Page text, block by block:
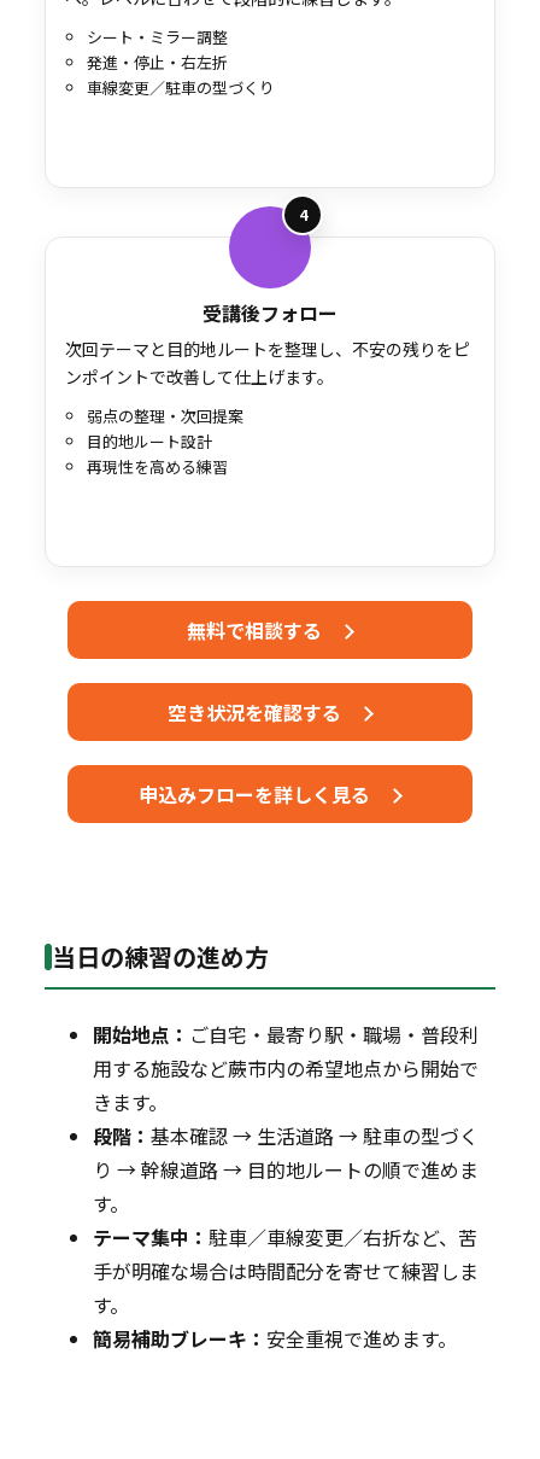
シート・ミラー調整
発進・停止・右左折
車線変更／駐車の型づくり
4
受講後フォロー
次回テーマと目的地ルートを整理し、不安の残りをピ
ンポイントで改善して仕上げます。
弱点の整理・次回提案
目的地ルート設計
再現性を高める練習
無料で相談する
空き状況を確認する
申込みフローを詳しく見る
当日の練習の進め方
開始地点： ご自宅・最寄り駅・職場・普段利
用する施設など蕨市内の希望地点から開始で
きます。
段階：基本確認 → 生活道路 → 駐車の型づく
り → 幹線道路 → 目的地ルートの順で進めま
す。
テーマ集中：駐車／車線変更／右折など、苦
手が明確な場合は時間配分を寄せて練習しま
す。
簡易補助ブレーキ： 安全重視で進めます。